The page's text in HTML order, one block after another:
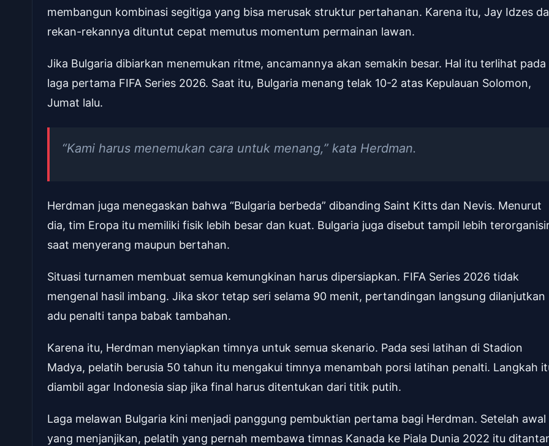
membangun kombinasi segitiga yang bisa merusak struktur pertahanan. Karena itu, Jay Idzes
rekan-rekannya dituntut cepat memutus momentum permainan lawan.
Jika Bulgaria dibiarkan menemukan ritme, ancamannya akan semakin besar. Hal itu terlihat pada
laga pertama FIFA Series 2026. Saat itu, Bulgaria menang telak 10-2 atas Kepulauan Solomon,
Jumat lalu.
“Kami harus menemukan cara untuk menang,” kata Herdman.
Herdman juga menegaskan bahwa “Bulgaria berbeda” dibanding Saint Kitts dan Nevis. Menurut
dia, tim Eropa itu memiliki fisik lebih besar dan kuat. Bulgaria juga disebut tampil lebih
saat menyerang maupun bertahan.
Situasi turnamen membuat semua kemungkinan harus dipersiapkan. FIFA Series 2026 tidak
mengenal hasil imbang. Jika skor tetap seri selama 90 menit, pertandingan langsung dilanjutkan
adu penalti tanpa babak tambahan.
Karena itu, Herdman menyiapkan timnya untuk semua skenario. Pada sesi latihan di Stadion
Madya, pelatih berusia 50 tahun itu mengakui timnya menambah porsi latihan penalti. Langkah
diambil agar Indonesia siap jika final harus ditentukan dari titik putih.
Laga melawan Bulgaria kini menjadi panggung pembuktian pertama bagi Herdman. Setelah awal
yang menjanjikan, pelatih yang pernah membawa timnas Kanada ke Piala Dunia 2022 itu